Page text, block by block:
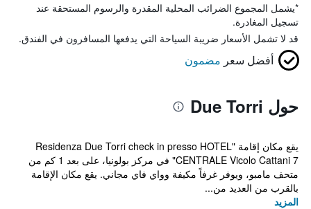
*يشمل المجموع الضرائب المحلية المقدرة والرسوم المستحقة عند
تسجيل المغادرة.
قد لا تشمل الأسعار ضريبة السياحة التي يدفعها المسافرون في الفندق.
أفضل سعر مضمون
حول Due Torri
يقع مكان إقامة "Residenza Due Torri check in presso HOTEL
CENTRALE Vicolo Cattani 7" في مركز بولونيا، على بعد 1 كم من
متحف مامبو، ويوفر غرفاً مكيفة وواي فاي مجاني. يقع مكان الإقامة
بالقرب من العديد من...
المزيد